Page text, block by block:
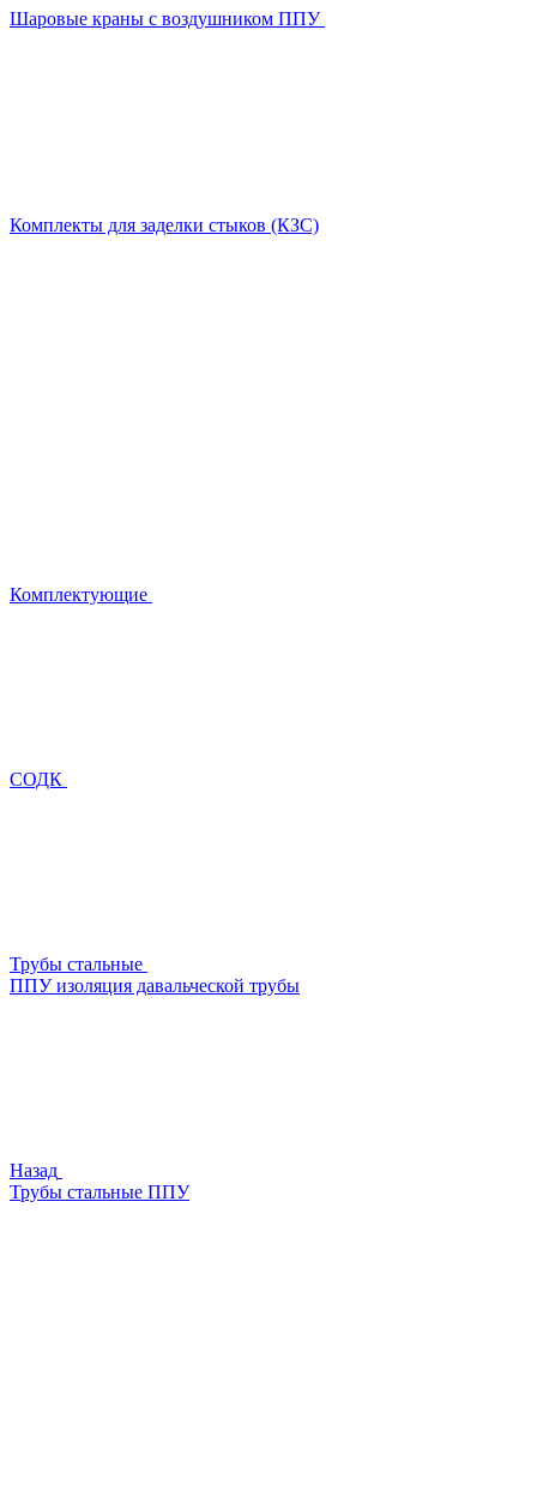
Шаровые краны с воздушником ППУ
Комплекты для заделки стыков (КЗС)
Комплектующие
СОДК
Трубы стальные
ППУ изоляция давальческой трубы
Назад
Трубы стальные ППУ